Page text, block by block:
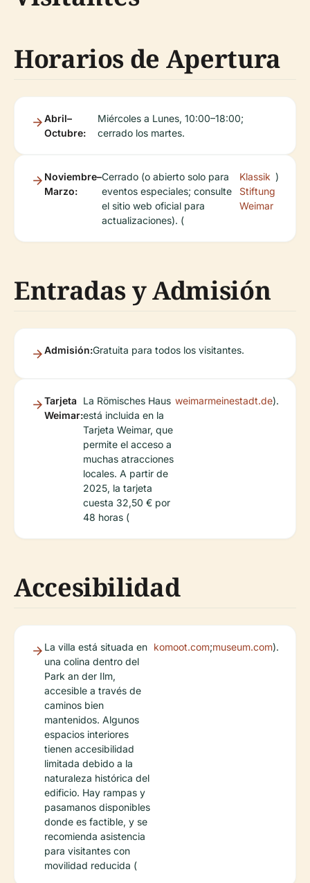
Horarios de Apertura
Abril–
Octubre:
Miércoles a Lunes, 10:00–18:00;
cerrado los martes.
Noviembre–
Marzo:
Cerrado (o abierto solo para
eventos especiales; consulte
el sitio web oficial para
actualizaciones). (
Klassik
Stiftung
Weimar
)
Entradas y Admisión
Admisión:Gratuita para todos los visitantes.
Tarjeta
Weimar:
La Römisches Haus
está incluida en la
Tarjeta Weimar, que
permite el acceso a
muchas atracciones
locales. A partir de
2025, la tarjeta
cuesta 32,50 € por
48 horas (
weimarmeinestadt.de).
Accesibilidad
La villa está situada en
una colina dentro del
Park an der Ilm,
accesible a través de
caminos bien
mantenidos. Algunos
espacios interiores
tienen accesibilidad
limitada debido a la
naturaleza histórica del
edificio. Hay rampas y
pasamanos disponibles
donde es factible, y se
recomienda asistencia
para visitantes con
movilidad reducida (
komoot.com;museum.com).